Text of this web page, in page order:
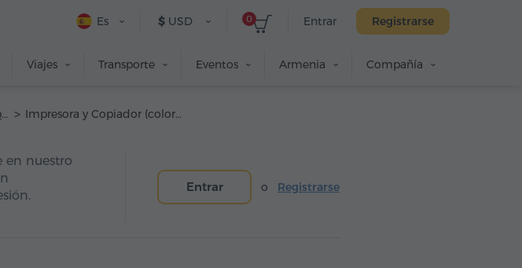
Entrar Registrarse
0
$ USD
Es
Viajes Transporte Eventos Armenia Compañía
Accesorios de Oficina e Impresión Impresora y Copiador (colorido)
en nuestro
Entrar o Registrarse